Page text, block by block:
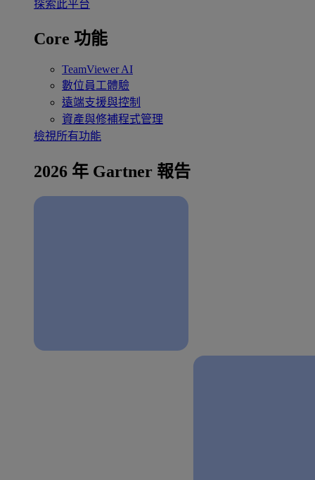
探索此平台
Core 功能
TeamViewer AI
數位員工體驗
遠端支援與控制
資產與修補程式管理
檢視所有功能
2026 年 Gartner 報告